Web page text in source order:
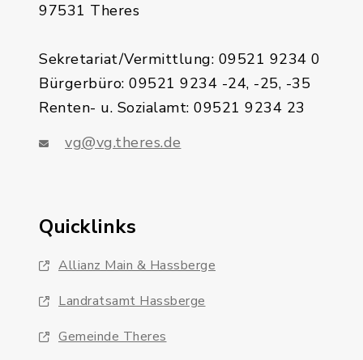
97531 Theres
Sekretariat/Vermittlung: 09521 9234 0
Bürgerbüro: 09521 9234 -24, -25, -35
Renten- u. Sozialamt: 09521 9234 23
vg@vg.theres.de
Quicklinks
Allianz Main & Hassberge
Landratsamt Hassberge
Gemeinde Theres